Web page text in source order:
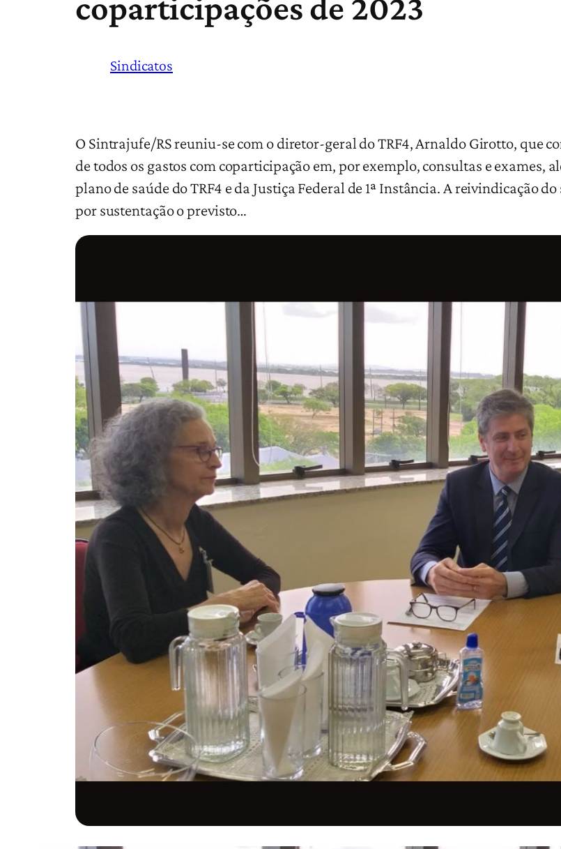
Sindicatos
O Sintrajufe/RS reuniu-se com o diretor-geral do TRF4, Arnaldo Girotto, que
de todos os gastos com coparticipação em, por exemplo, consultas e exames,
plano de saúde do TRF4 e da Justiça Federal de 1ª Instância. A reivindicação
por sustentação o previsto…